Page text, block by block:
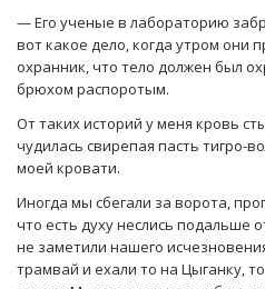
— Его ученые в лабораторию
вот какое дело, когда утром они
охранник, что тело должен был
брюхом распоротым.
От таких историй у меня кровь
чудилась свирепая пасть тигро-
моей кровати.
Иногда мы сбегали за ворота,
что есть духу неслись подальше
не заметили нашего
трамвай и ехали то на Цыганку,